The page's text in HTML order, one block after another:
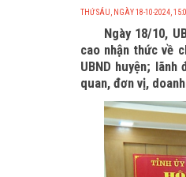
THỨ SÁU, NGÀY 18-10-2024,
Ngày 18/10,
cao nhận thức về
UBND huyện;
quan, đơn vị,